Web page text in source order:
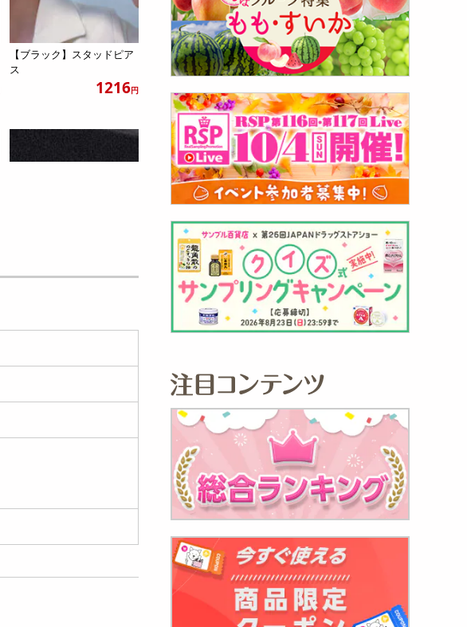
【ブラック】スタッドピア
ス
1216円